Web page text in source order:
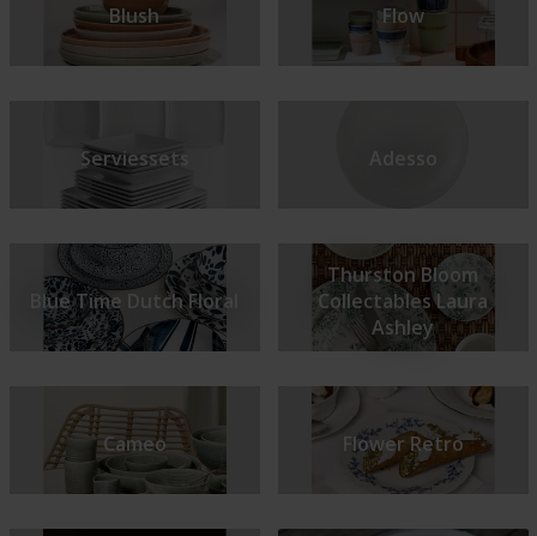
Blush Flow
Serviessets Adesso
Blue Time Dutch Floral
Thurston Bloom
Collectables Laura
Ashley
Cameo Flower Retro